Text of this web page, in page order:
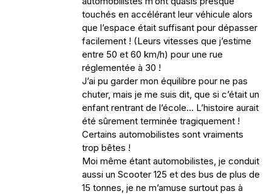
touchés en accélérant leur véhicule alors
que l’espace était suffisant pour dépasser
facilement ! (Leurs vitesses que j’estime
entre 50 et 60 km/h) pour une rue
réglementée à 30 !
J’ai pu garder mon équilibre pour ne pas
chuter, mais je me suis dit, que si c’était un
enfant rentrant de l’école… L’histoire aurait
été sûrement terminée tragiquement !
Certains automobilistes sont vraiments
trop bêtes !
Moi même étant automobilistes, je conduit
aussi un Scooter 125 et des bus de plus de
15 tonnes, je ne m’amuse surtout pas à